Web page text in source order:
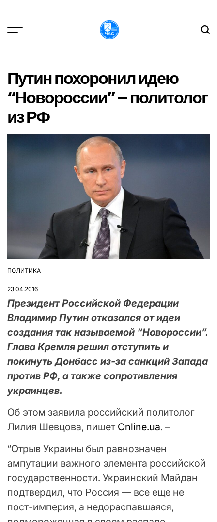
вмісту
Путин похоронил идею
“Новороссии” – политолог
из РФ
ОПУБЛІКУВАТИ
ПОЛИТИКА
23.04.2016
Президент Российской Федерации
Владимир Путин отказался от идеи
создания так называемой “Новороссии”.
Глава Кремля решил отступить и
покинуть Донбасс из-за санкций Запада
против РФ, а также сопротивления
украинцев.
Об этом заявила российский политолог
Лилия Шевцова, пишет Online.ua. –
“Отрыв Украины был равнозначен
ампутации важного элемента российской
государственности. Украинский Майдан
подтвердил, что Россия — все еще не
пост-империя, а недораспавшаяся,